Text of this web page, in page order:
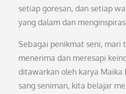
setiap goresan, dan setiap
yang dalam dan
Sebagai penikmat seni, mari
menerima dan meresapi
ditawarkan oleh karya Maika
sang seniman, kita belajar